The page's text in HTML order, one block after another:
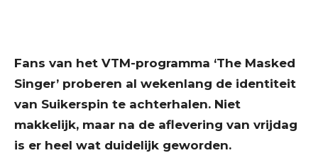
Fans van het VTM-programma ‘The Masked
Singer’ proberen al wekenlang de identiteit
van Suikerspin te achterhalen. Niet
makkelijk, maar na de aflevering van vrijdag
is er heel wat duidelijk geworden.